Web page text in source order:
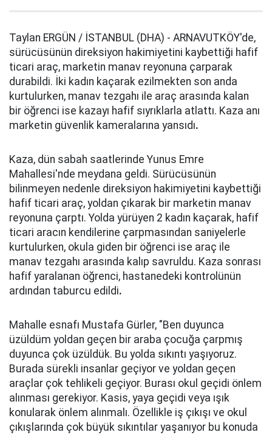
Taylan ERGÜN / İSTANBUL (DHA) - ARNAVUTKÖY'de,
sürücüsünün direksiyon hakimiyetini kaybettiği hafif
ticari araç, marketin manav reyonuna çarparak
durabildi. İki kadın kaçarak ezilmekten son anda
kurtulurken, manav tezgahı ile araç arasında kalan
bir öğrenci ise kazayı hafif sıyrıklarla atlattı. Kaza anı
marketin güvenlik kameralarına yansıdı.
Kaza, dün sabah saatlerinde Yunus Emre
Mahallesi'nde meydana geldi. Sürücüsünün
bilinmeyen nedenle direksiyon hakimiyetini kaybettiği
hafif ticari araç, yoldan çıkarak bir marketin manav
reyonuna çarptı. Yolda yürüyen 2 kadın kaçarak, hafif
ticari aracın kendilerine çarpmasından saniyelerle
kurtulurken, okula giden bir öğrenci ise araç ile
manav tezgahı arasında kalıp savruldu. Kaza sonrası
hafif yaralanan öğrenci, hastanedeki kontrolünün
ardından taburcu edildi.
Mahalle esnafı Mustafa Gürler, "Ben duyunca
üzüldüm yoldan geçen bir araba çocuğa çarpmış
duyunca çok üzüldük. Bu yolda sıkıntı yaşıyoruz.
Burada sürekli insanlar geçiyor ve yoldan geçen
araçlar çok tehlikeli geçiyor. Burası okul geçidi önlem
alınması gerekiyor. Kasis, yaya geçidi veya ışık
konularak önlem alınmalı. Özellikle iş çıkışı ve okul
çıkışlarında çok büyük sıkıntılar yaşanıyor bu konuda